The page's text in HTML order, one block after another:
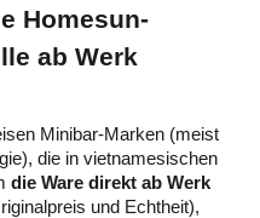
Homesun-
ab Werk
Minibar-Marken (meist
die in vietnamesischen
die Ware direkt ab Werk
und Echtheit),